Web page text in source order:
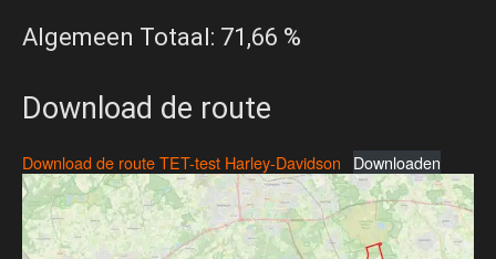
Algemeen Totaal: 71,66 %
Download de route
Download de route TET-test Harley-Davidson Downloaden